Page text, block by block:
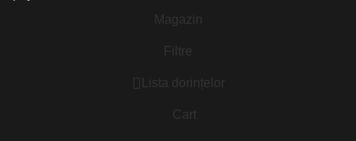
Magazin
Filtre
Lista dorințelor
Cart